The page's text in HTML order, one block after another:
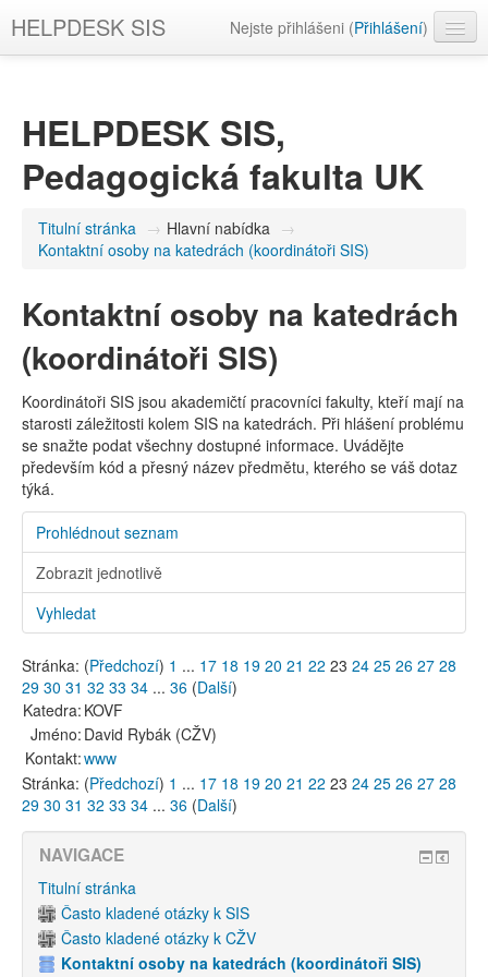
HELPDESK SIS Nejste přihlášeni (Přihlášení)
HELPDESK SIS,
Pedagogická fakulta UK
Titulní stránka → Hlavní nabídka →
Kontaktní osoby na katedrách (koordinátoři SIS)
Kontaktní osoby na katedrách
(koordinátoři SIS)
Koordinátoři SIS jsou akademičtí pracovníci fakulty, kteří mají na
starosti záležitosti kolem SIS na katedrách. Při hlášení problému
se snažte podat všechny dostupné informace. Uvádějte
především kód a přesný název předmětu, kterého se váš dotaz
týká.
Prohlédnout seznam
Zobrazit jednotlivě
Vyhledat
Stránka: (Předchozí) 1 ... 17 18 19 20 21 22 23 24 25 26 27 28
29 30 31 32 33 34 ... 36 (Další)
Katedra: KOVF
Jméno: David Rybák (CŽV)
Kontakt:www
Stránka: (Předchozí) 1 ... 17 18 19 20 21 22 23 24 25 26 27 28
29 30 31 32 33 34 ... 36 (Další)
NAVIGACE
Titulní stránka
Často kladené otázky k SIS
Často kladené otázky k CŽV
Kontaktní osoby na katedrách (koordinátoři SIS)